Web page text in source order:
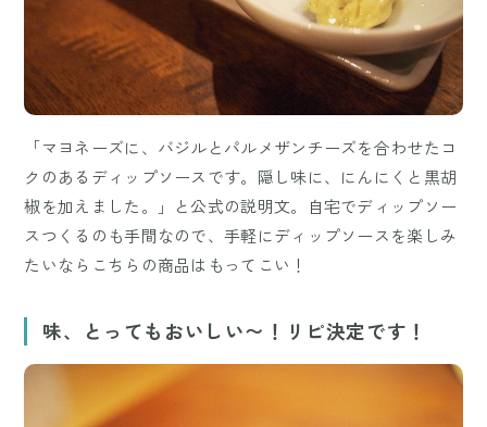
「マヨネーズに、バジルとパルメザンチーズを合わせたコ
クのあるディップソースです。隠し味に、にんにくと黒胡
椒を加えました。」と公式の説明文。自宅でディップソー
スつくるのも手間なので、手軽にディップソースを楽しみ
たいならこちらの商品はもってこい！
味、とってもおいしい〜！リピ決定です！